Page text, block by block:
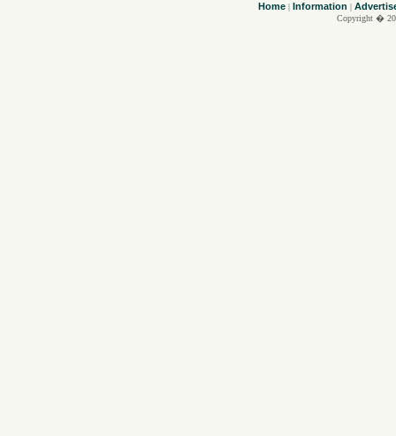
Home| Information |
Copyright �